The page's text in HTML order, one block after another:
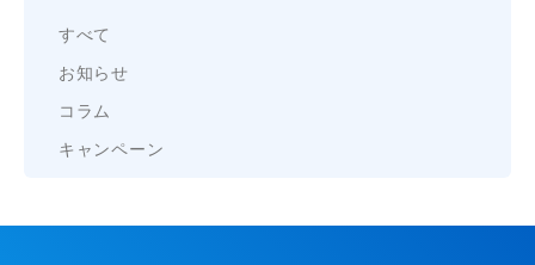
すべて
お知らせ
コラム
キャンペーン